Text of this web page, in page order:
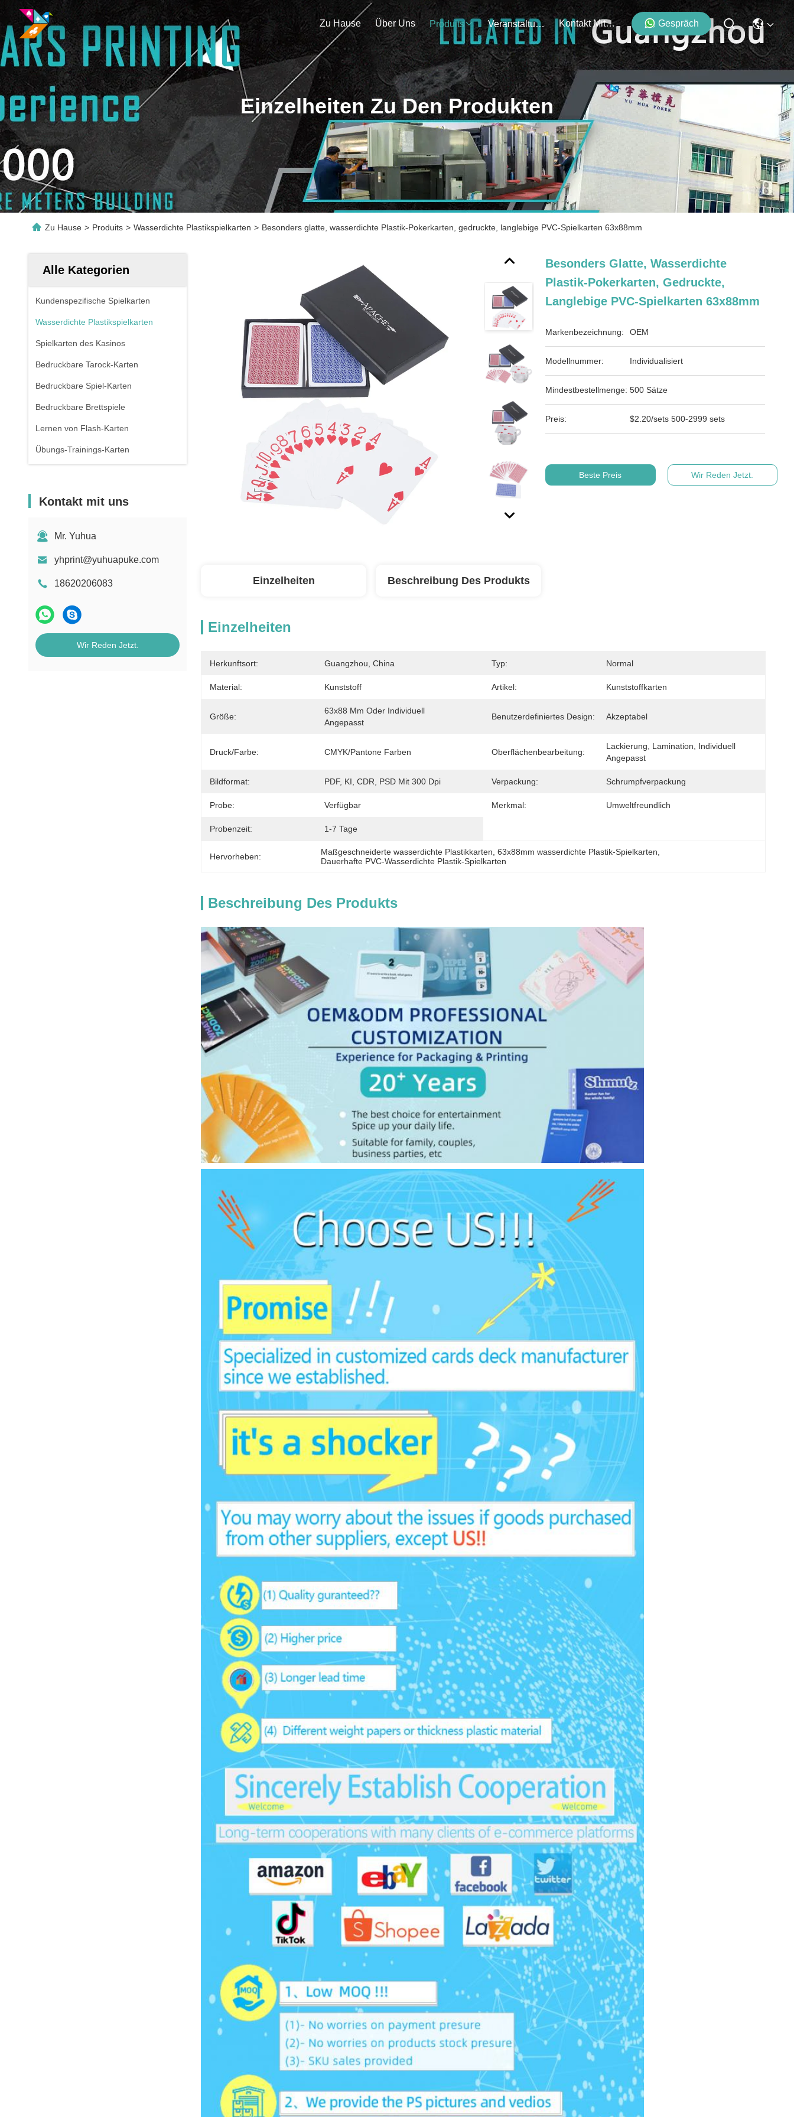
Zu Hause Über Uns Produits Veranstaltungen Kontakt Mit Uns Gespräch
Einzelheiten Zu Den Produkten
Zu Hause > Produits > Wasserdichte Plastikspielkarten > Besonders glatte, wasserdichte Plastik-Pokerkarten, gedruckte, langlebige PVC-Spielkarten 63x88mm
Alle Kategorien
Kundenspezifische Spielkarten
Wasserdichte Plastikspielkarten
Spielkarten des Kasinos
Bedruckbare Tarock-Karten
Bedruckbare Spiel-Karten
Bedruckbare Brettspiele
Lernen von Flash-Karten
Übungs-Trainings-Karten
Kontakt mit uns
Mr. Yuhua
yhprint@yuhuapuke.com
18620206083
Wir Reden Jetzt.
Besonders Glatte, Wasserdichte
Plastik-Pokerkarten, Gedruckte,
Langlebige PVC-Spielkarten 63x88mm
Markenbezeichnung: OEM
Modellnummer: Individualisiert
Mindestbestellmenge: 500 Sätze
Preis: $2.20/sets 500-2999 sets
Beste Preis Wir Reden Jetzt.
Einzelheiten Beschreibung Des Produkts
Einzelheiten
Herkunftsort: Guangzhou, China Typ: Normal
Material: Kunststoff Artikel: Kunststoffkarten
Größe:
63x88 Mm Oder Individuell
Angepasst
Benutzerdefiniertes Design: Akzeptabel
Druck/Farbe: CMYK/Pantone Farben Oberflächenbearbeitung:
Lackierung, Lamination, Individuell
Angepasst
Bildformat: PDF, KI, CDR, PSD Mit 300 Dpi Verpackung: Schrumpfverpackung
Probe: Verfügbar Merkmal: Umweltfreundlich
Probenzeit: 1-7 Tage
Hervorheben: Maßgeschneiderte wasserdichte Plastikkarten , 63x88mm wasserdichte Plastik-Spielkarten
Dauerhafte PVC-Wasserdichte Plastik-Spielkarten
Beschreibung Des Produkts